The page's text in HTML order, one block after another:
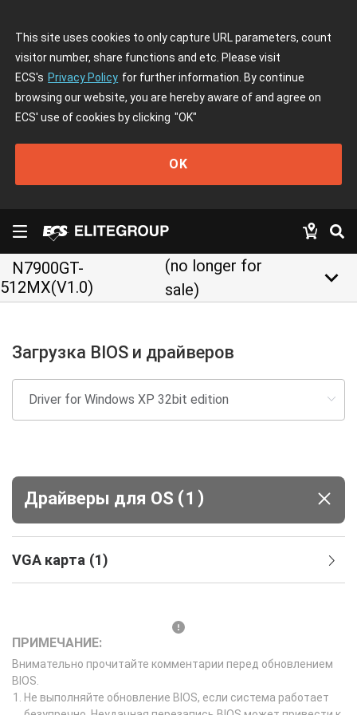
This site uses cookies to only capture URL parameters, count
visitor number, share functions and etc. Please visit
ECS's Privacy Policy for further information. By continue
browsing our website, you are hereby aware of and agree on
ECS' use of cookies by clicking "OK"
OK
N7900GT-
512MX(V1.0)
(no longer for
sale)
keyboard_arrow_down
Загрузка BIOS и драйверов
Драйверы для ОS (1 )
VGA карта (1)
ПРИМЕЧАНИЕ:
Внимательно прочитайте комментарии перед обновлением
BIOS.
Не выполняйте обновление BIOS, если система работает